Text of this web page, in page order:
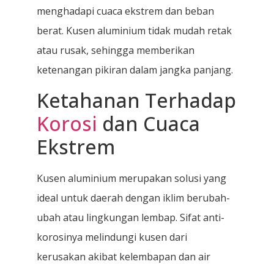
menghadapi cuaca ekstrem dan beban
berat. Kusen aluminium tidak mudah retak
atau rusak, sehingga memberikan
ketenangan pikiran dalam jangka panjang.
Ketahanan Terhadap
Korosi dan Cuaca
Ekstrem
Kusen aluminium merupakan solusi yang
ideal untuk daerah dengan iklim berubah-
ubah atau lingkungan lembap. Sifat anti-
korosinya melindungi kusen dari
kerusakan akibat kelembapan dan air